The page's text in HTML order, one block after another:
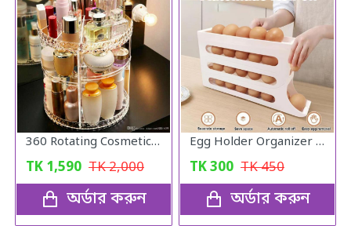
360 Rotating Cosmetic Organizer
TK 1,590 TK2,000
অর্ডার করুন
Egg Holder Organizer for Refrigerator
TK300 TK450
অর্ডার করুন